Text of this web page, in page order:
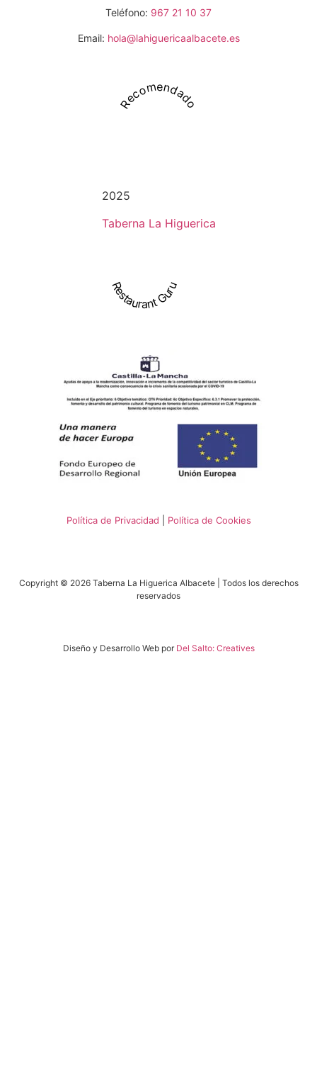
Teléfono: 967 21 10 37
Email: hola@lahiguericaalbacete.es
Recomendado
2025
Taberna La Higuerica
Restaurant Guru
Política de Privacidad Política de Cookies
Copyright © 2026 Taberna La Higuerica Albacete | Todos los derechos
reservados
Diseño y Desarrollo Web por Del Salto: Creatives